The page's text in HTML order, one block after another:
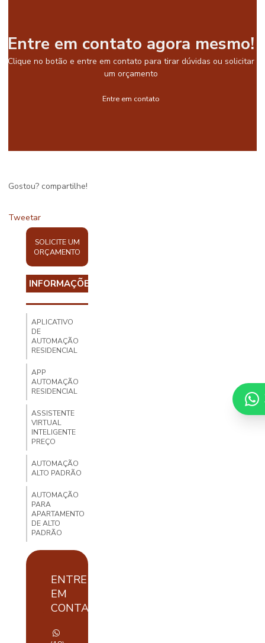
Entre em contato agora mesmo!
Clique no botão e entre em contato para tirar dúvidas ou solicitar
um orçamento
Entre em contato
Gostou? compartilhe!
Tweetar
SOLICITE UM
ORÇAMENTO
INFORMAÇÕES
APLICATIVO
DE
AUTOMAÇÃO
RESIDENCIAL
APP
AUTOMAÇÃO
RESIDENCIAL
ASSISTENTE
VIRTUAL
INTELIGENTE
PREÇO
AUTOMAÇÃO
ALTO PADRÃO
AUTOMAÇÃO
PARA
APARTAMENTO
DE ALTO
PADRÃO
AUTOMAÇÃO
APARTAMENTOS
AUTOMAÇÃO
APARTAMENTOS
ENTRE
EM
CONTATO